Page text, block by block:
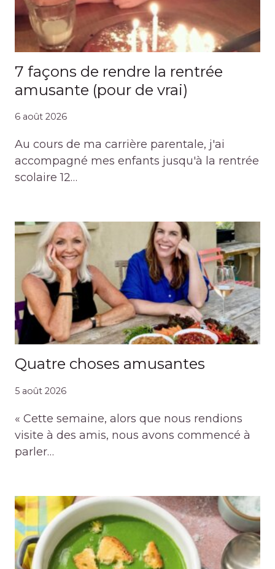
7 façons de rendre la rentrée
amusante (pour de vrai)
6 août 2026
Au cours de ma carrière parentale, j'ai
accompagné mes enfants jusqu'à la rentrée
scolaire 12…
Quatre choses amusantes
5 août 2026
« Cette semaine, alors que nous rendions
visite à des amis, nous avons commencé à
parler…